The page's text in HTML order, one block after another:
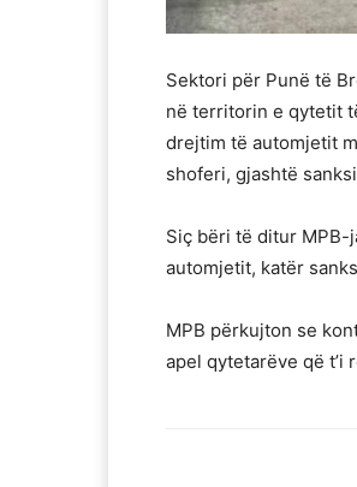
Sektori për Punë të
në territorin e qytetit
drejtim të automjetit
shoferi, gjashtë
Siç bëri të ditur
automjetit, katër
MPB përkujton se
apel qytetarëve që